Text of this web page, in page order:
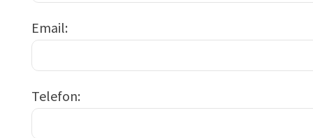
Email
Telefon